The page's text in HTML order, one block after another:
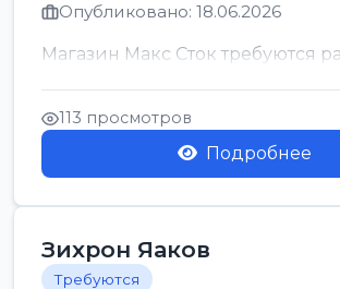
Опубликовано: 18.06.2026
Магазин Макс Сток требуются
113 просмотров
Подробнее
Зихрон Яаков
Требуются